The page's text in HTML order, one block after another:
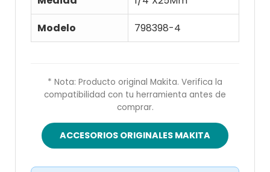
Modelo
798398-4
* Nota: Producto original Makita. Verifica la
compatibilidad con tu herramienta antes de
comprar.
ACCESORIOS ORIGINALES MAKITA